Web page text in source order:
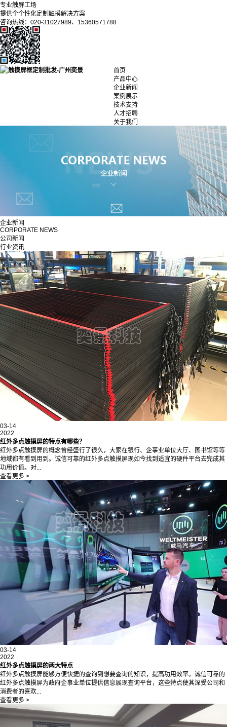
专业触屏工场
提供个个性化定制触摸解决方案
咨询热线：020-31027989、15360571788
首页
产品中心
企业新闻
案例展示
技术支持
人才招聘
关于我们
企业新闻
CORPORATE NEWS
公司新闻
行业资讯
03-14
2022
红外多点触摸屏的特点有哪些？
红外多点触摸屏的概念曾经盛行了很久，大家在银行、企事业单位大厅、图书馆等等
地域都有看到用到。诚信可靠的红外多点触摸屏现如今找到适宜的硬件平台去完成其
功用价值。对...
查看更多 >
03-14
2022
红外多点触摸屏的两大特点
红外多点触摸屏能够方便快捷的查询到想要查询的知识，提高功用效率。诚信可靠的
红外多点触摸屏为政府企事业单位提供信息展现查询平台，这些特点使其深受公司和
消费者的喜欢...
查看更多 >